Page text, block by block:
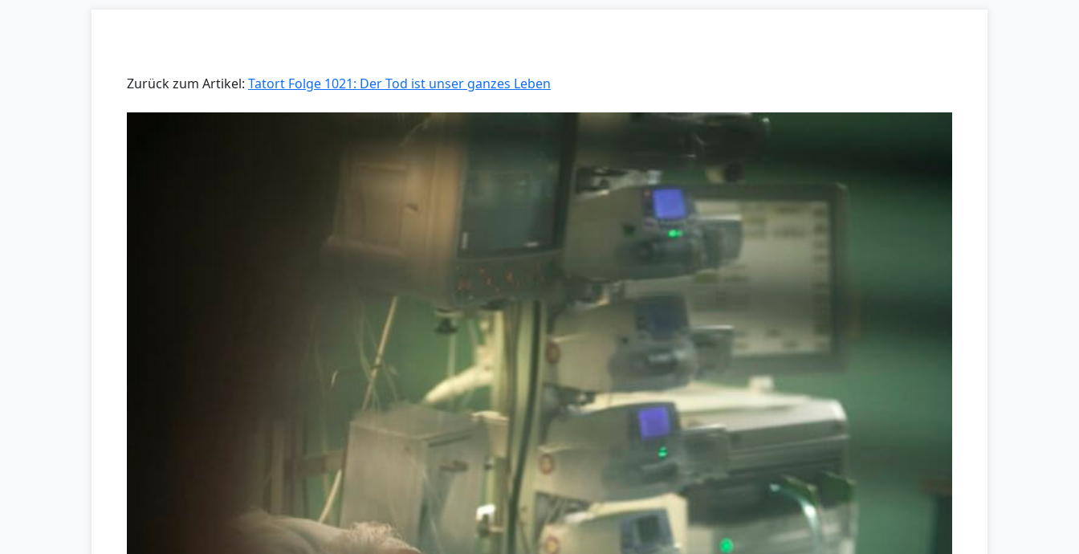
Zurück zum Artikel: Tatort Folge 1021: Der Tod ist unser ganzes Leben